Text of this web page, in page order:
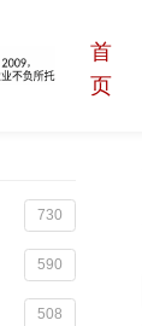
首
页
730
590
508